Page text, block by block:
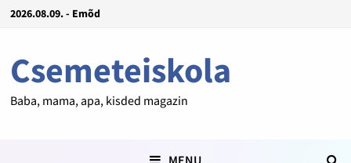
2026.08.09. - Emõd
Csemeteiskola
Baba, mama, apa, kisded magazin
MENU